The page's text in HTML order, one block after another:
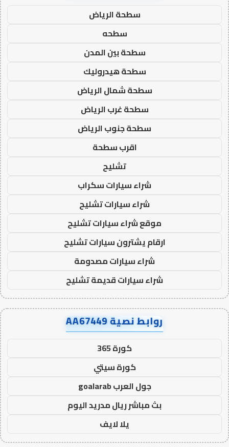
سطحة الرياض
سطحه
سطحة بين المدن
سطحة هيدروليك
سطحة شمال الرياض
سطحة غرب الرياض
سطحة جنوب الرياض
اقرب سطحة
تشليح
شراء سيارات سكراب
شراء سيارات تشليح
موقع شراء سيارات تشليح
ارقام يشترون سيارات تشليح
شراء سيارات مصدومة
شراء سيارات قديمة تشليح
روابط نصية AA67449
كورة 365
كورة سيتي
جول العرب goalarab
بث مباشر ريال مدريد اليوم
يلا لايف